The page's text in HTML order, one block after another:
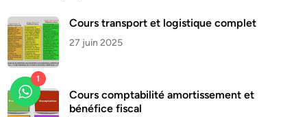
Cours transport et logistique complet
27 juin 2025
Cours comptabilité amortissement et
bénéfice fiscal
1